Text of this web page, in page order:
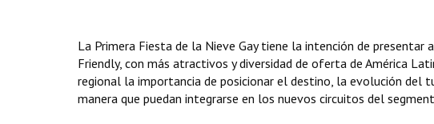
La Primera Fiesta de la Nieve Gay tiene la intención de presentar
Friendly, con más atractivos y diversidad de oferta de América
regional la importancia de posicionar el destino, la evolución del
manera que puedan integrarse en los nuevos circuitos del